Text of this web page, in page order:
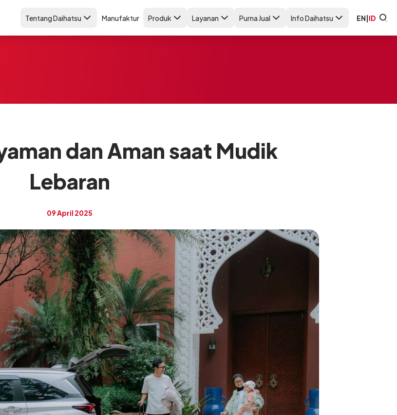
Tentang Daihatsu Manufaktur Produk Layanan Purna Jual Info Daihatsu EN|ID
dan Aman saat Mudik
Lebaran
09 April 2025